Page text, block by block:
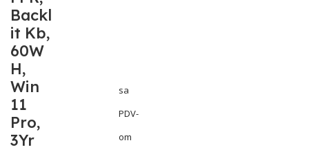
Backl
it Kb,
60W
H,
Win
11
Pro,
3Yr
sa
PDV-
om